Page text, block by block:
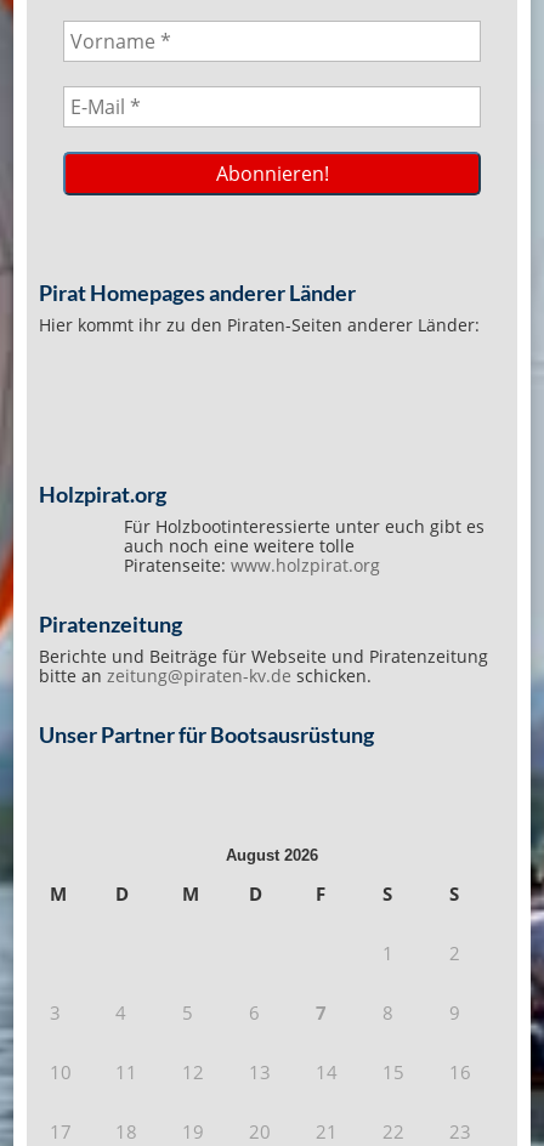
Pirat Homepages anderer Länder
Hier kommt ihr zu den Piraten-Seiten anderer Länder:
Holzpirat.org
Für Holzbootinteressierte unter euch gibt es
auch noch eine weitere tolle
Piratenseite: www.holzpirat.org
Piratenzeitung
Berichte und Beiträge für Webseite und Piratenzeitung
bitte an zeitung@piraten-kv.de schicken.
Unser Partner für Bootsausrüstung
August 2026
M D M D F S S
1 2
3 4 5 6 7 8 9
10 11 12 13 14 15 16
17 18 19 20 21 22 23